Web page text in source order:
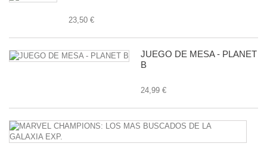
23,50 €
JUEGO DE MESA - PLANET
B
24,99 €